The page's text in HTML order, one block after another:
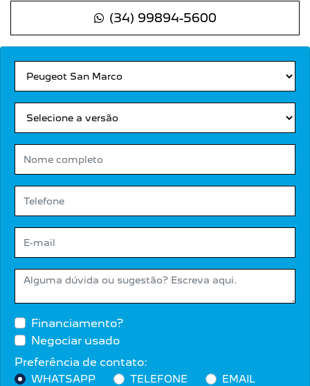
Financiamento?
Negociar usado
Preferência de contato:
WHATSAPP TELEFONE EMAIL
(34) 99894-5600